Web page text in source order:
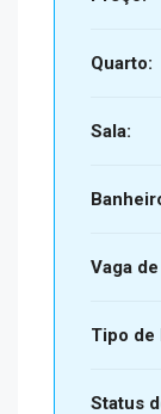
Quarto:
Sala:
Vaga
Tipo de
Status